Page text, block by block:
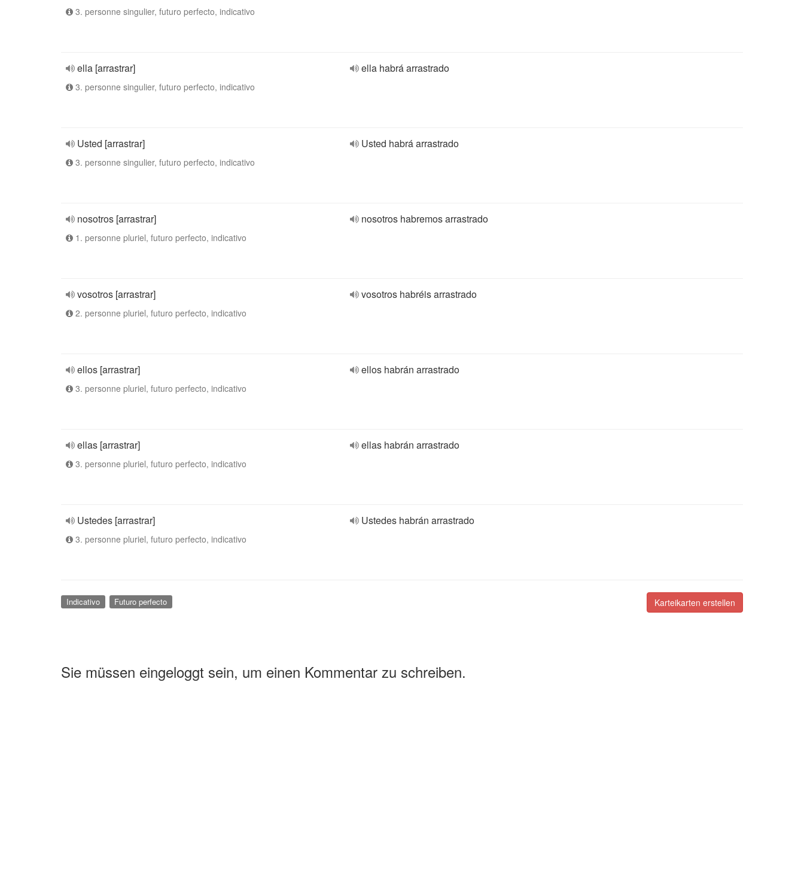
3. personne singulier, futuro perfecto, indicativo
ella [arrastrar]
3. personne singulier, futuro perfecto, indicativo
ella habrá arrastrado
Usted [arrastrar]
3. personne singulier, futuro perfecto, indicativo
Usted habrá arrastrado
nosotros [arrastrar]
1. personne pluriel, futuro perfecto, indicativo
nosotros habremos arrastrado
vosotros [arrastrar]
2. personne pluriel, futuro perfecto, indicativo
vosotros habréis arrastrado
ellos [arrastrar]
3. personne pluriel, futuro perfecto, indicativo
ellos habrán arrastrado
ellas [arrastrar]
3. personne pluriel, futuro perfecto, indicativo
ellas habrán arrastrado
Ustedes [arrastrar]
3. personne pluriel, futuro perfecto, indicativo
Ustedes habrán arrastrado
Karteikarten erstellen
Indicativo Futuro perfecto
Sie müssen eingeloggt sein, um einen Kommentar zu schreiben.